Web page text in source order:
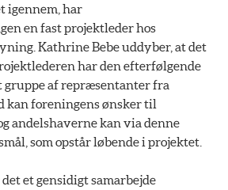
igennem, har
en fast projektleder hos
Kathrine Bebe uddyber, at det
har den efterfølgende
gruppe af repræsentanter fra
kan foreningens ønsker til
andelshaverne kan via denne
som opstår løbende i projektet.
det et gensidigt samarbejde